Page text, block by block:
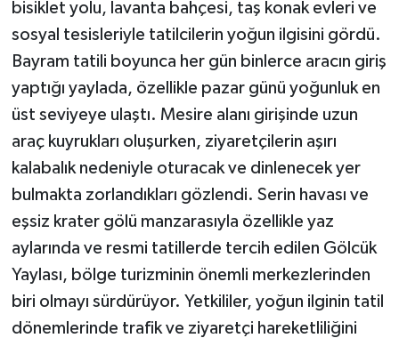
bisiklet yolu, lavanta bahçesi, taş konak evleri ve
sosyal tesisleriyle tatilcilerin yoğun ilgisini gördü.
Bayram tatili boyunca her gün binlerce aracın giriş
yaptığı yaylada, özellikle pazar günü yoğunluk en
üst seviyeye ulaştı. Mesire alanı girişinde uzun
araç kuyrukları oluşurken, ziyaretçilerin aşırı
kalabalık nedeniyle oturacak ve dinlenecek yer
bulmakta zorlandıkları gözlendi. Serin havası ve
eşsiz krater gölü manzarasıyla özellikle yaz
aylarında ve resmi tatillerde tercih edilen Gölcük
Yaylası, bölge turizminin önemli merkezlerinden
biri olmayı sürdürüyor. Yetkililer, yoğun ilginin tatil
dönemlerinde trafik ve ziyaretçi hareketliliğini
HABERDE İNSAN
İNSAN
İş Dünyası
Kadın
KÜLTÜR SANAT
MAGAZİN